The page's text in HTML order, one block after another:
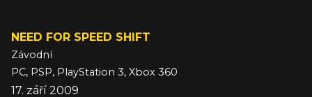
NEED FOR SPEED SHIFT
Závodní
PC, PSP, PlayStation 3, Xbox 360
17. září 2009